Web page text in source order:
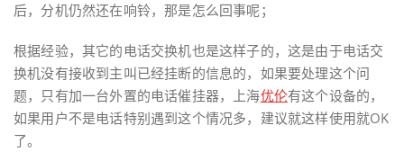
后，分机仍然还在响铃，那是怎么回事呢；
根据经验，其它的电话交换机也是这样子的，这是由于电话交
换机没有接收到主叫已经挂断的信息的，如果要处理这个问
题，只有加一台外置的电话催挂器，上海优伦有这个设备的，
如果用户不是电话特别遇到这个情况多，建议就这样使用就OK
了。